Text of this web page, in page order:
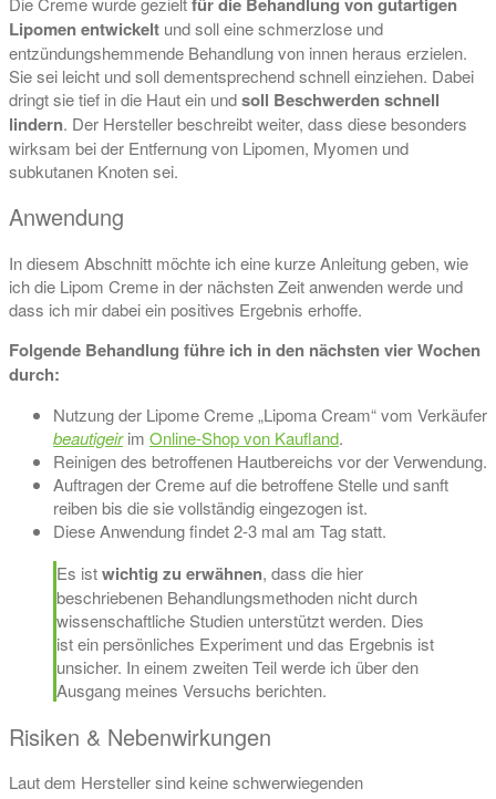
Lipomen entwickelt und soll eine schmerzlose und
entzündungshemmende Behandlung von innen heraus erzielen.
Sie sei leicht und soll dementsprechend schnell einziehen. Dabei
dringt sie tief in die Haut ein undsoll Beschwerden schnell
lindern. Der Hersteller beschreibt weiter, dass diese besonders
wirksam bei der Entfernung von Lipomen, Myomen und
subkutanen Knoten sei.
Anwendung
In diesem Abschnitt möchte ich eine kurze Anleitung geben, wie
ich die Lipom Creme in der nächsten Zeit anwenden werde und
dass ich mir dabei ein positives Ergebnis erhoffe.
Folgende Behandlung führe ich in den nächsten vier Wochen
durch:
Nutzung der Lipome Creme „Lipoma Cream“ vom Verkäufer
beautigeirim Online-Shop von Kaufland.
Reinigen des betroffenen Hautbereichs vor der Verwendung.
Auftragen der Creme auf die betroffene Stelle und sanft
reiben bis die sie vollständig eingezogen ist.
Diese Anwendung findet 2-3 mal am Tag statt.
Es istwichtig zu erwähnen, dass die hier
beschriebenen Behandlungsmethoden nicht durch
wissenschaftliche Studien unterstützt werden. Dies
ist ein persönliches Experiment und das Ergebnis ist
unsicher. In einem zweiten Teil werde ich über den
Ausgang meines Versuchs berichten.
Risiken & Nebenwirkungen
Laut dem Hersteller sind keine schwerwiegenden